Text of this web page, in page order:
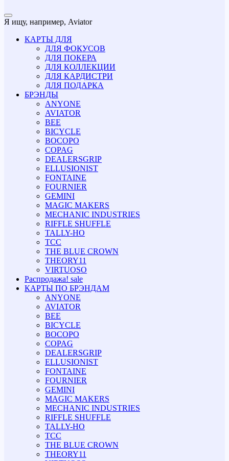
Я ищу, например, Aviator
КАРТЫ ДЛЯ
ДЛЯ ФОКУСОВ
ДЛЯ ПОКЕРА
ДЛЯ КОЛЛЕКЦИИ
ДЛЯ КАРДИСТРИ
ДЛЯ ПОДАРКА
БРЭНДЫ
ANYONE
AVIATOR
BEE
BICYCLE
BOCOPO
COPAG
DEALERSGRIP
ELLUSIONIST
FONTAINE
FOURNIER
GEMINI
MAGIC MAKERS
MECHANIC INDUSTRIES
RIFFLE SHUFFLE
TALLY-HO
TCC
THE BLUE CROWN
THEORY11
VIRTUOSO
Распродажа! sale
КАРТЫ ПО БРЭНДАМ
ANYONE
AVIATOR
BEE
BICYCLE
BOCOPO
COPAG
DEALERSGRIP
ELLUSIONIST
FONTAINE
FOURNIER
GEMINI
MAGIC MAKERS
MECHANIC INDUSTRIES
RIFFLE SHUFFLE
TALLY-HO
TCC
THE BLUE CROWN
THEORY11